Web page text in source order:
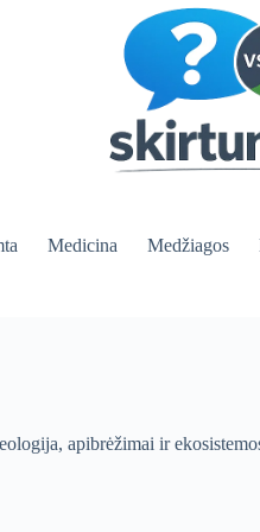
Medicina Medžiagos
apibrėžimai ir